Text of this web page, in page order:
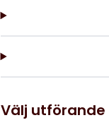
Välj utförande